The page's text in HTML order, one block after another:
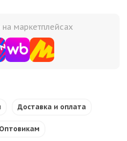
маркетплейсах
Доставка и оплата
Оптовикам